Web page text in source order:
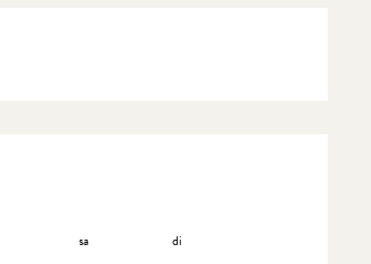
sa di